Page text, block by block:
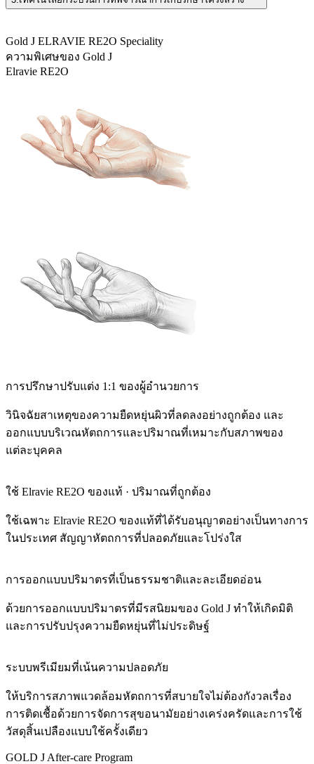
Gold J ELRAVIE RE2O Speciality
ความพิเศษของ Gold J
Elravie RE2O
การปรึกษาปรับแต่ง 1:1 ของผู้อำนวยการ
วินิจฉัยสาเหตุของความยืดหยุ่นผิวที่ลดลงอย่างถูกต้อง และ
ออกแบบบริเวณหัตถการและปริมาณที่เหมาะกับสภาพของ
แต่ละบุคคล
ใช้ Elravie RE2O ของแท้ · ปริมาณที่ถูกต้อง
ใช้เฉพาะ Elravie RE2O ของแท้ที่ได้รับอนุญาตอย่างเป็นทางการ
ในประเทศ สัญญาหัตถการที่ปลอดภัยและโปร่งใส
การออกแบบปริมาตรที่เป็นธรรมชาติและละเอียดอ่อน
ด้วยการออกแบบปริมาตรที่มีรสนิยมของ Gold J ทำให้เกิดมิติ
และการปรับปรุงความยืดหยุ่นที่ไม่ประดิษฐ์
ระบบพรีเมียมที่เน้นความปลอดภัย
ให้บริการสภาพแวดล้อมหัตถการที่สบายใจไม่ต้องกังวลเรื่อง
การติดเชื้อด้วยการจัดการสุขอนามัยอย่างเคร่งครัดและการใช้
วัสดุสิ้นเปลืองแบบใช้ครั้งเดียว
GOLD J After-care Program